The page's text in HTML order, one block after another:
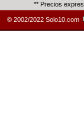
** Precios
© 2002/2022 Solo10.com